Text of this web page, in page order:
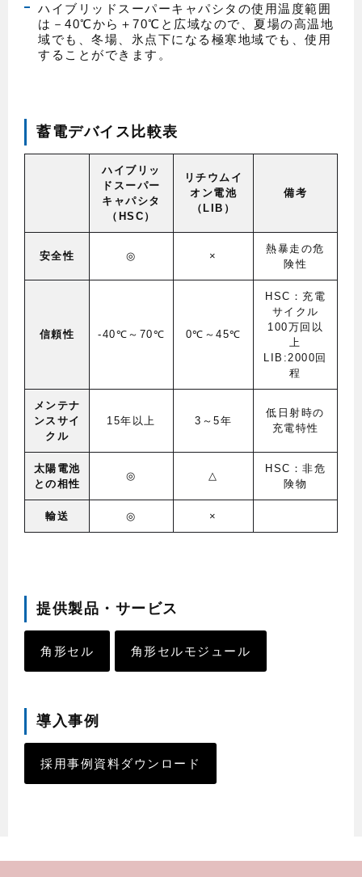
ハイブリッドスーパーキャパシタの使用温度範囲
は－40℃から＋70℃と広域なので、夏場の高温地
域でも、冬場、氷点下になる極寒地域でも、使用
することができます。
蓄電デバイス比較表
ハイブリッ
ドスーパー
キャパシタ
（HSC）
リチウムイ
オン電池
（LIB）
備考
安全性 ◎ ×
熱暴走の危
険性
信頼性 -40℃～70℃ 0℃～45℃
HSC：充電
サイクル
100万回以
上
LIB:2000回
程
メンテナ
ンスサイ
クル
15年以上 3～5年
低日射時の
充電特性
太陽電池
との相性
◎ △
HSC：非危
険物
輸送 ◎ ×
提供製品・サービス
角形セル 角形セルモジュール
導入事例
採用事例資料ダウンロード